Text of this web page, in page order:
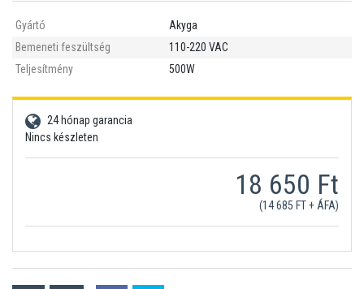
Gyártó
Akyga
Bemeneti feszültség
110-220 VAC
Teljesítmény
500W
24 hónap garancia
Nincs készleten
18 650 Ft
(14 685 FT + ÁFA)